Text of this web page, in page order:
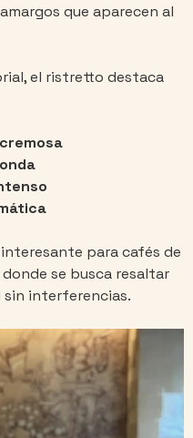
que aparecen al
el ristretto destaca
para cafés de
se busca resaltar
sin interferencias.